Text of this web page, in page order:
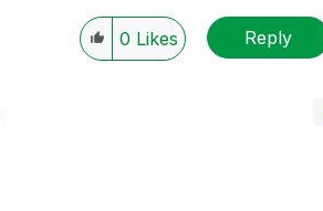
0 Likes Reply